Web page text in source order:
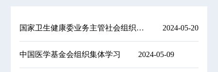
国家卫生健康委业务主管社会组织党委召开党纪学习 教育动员部署会暨理论学习中心组2024年度第二次学习会 2024-05-20
中国医学基金会组织集体学习 2024-05-09